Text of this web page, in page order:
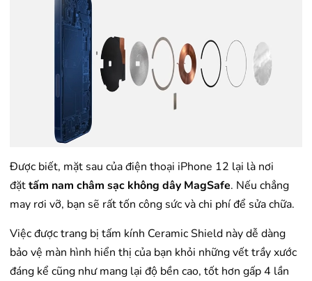
Được biết, mặt sau của điện thoại iPhone 12 lại là nơi
đặttấm nam châm sạc không dây MagSafe. Nếu chẳng
may rơi vỡ, bạn sẽ rất tốn công sức và chi phí để sửa chữa.
Việc được trang bị tấm kính Ceramic Shield này dễ dàng
bảo vệ màn hình hiển thị của bạn khỏi những vết trầy xước
đáng kể cũng như mang lại độ bền cao, tốt hơn gấp 4 lần